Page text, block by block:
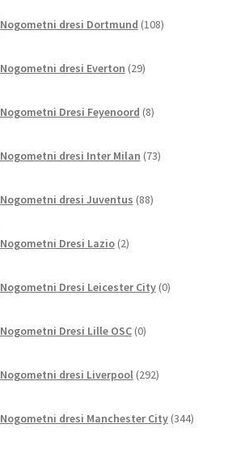
Nogometni dresi Dortmund 108izdelkov
Nogometni dresi Everton 29izdelkov
Nogometni Dresi Feyenoord 8izdelkov
Nogometni dresi Inter Milan 73izdelkov
Nogometni dresi Juventus 88izdelkov
Nogometni Dresi Lazio 2izdelka
Nogometni Dresi Leicester City 0izdelkov
Nogometni Dresi Lille OSC 0izdelkov
Nogometni dresi Liverpool 292izdelkov
Nogometni dresi Manchester City 344izdelkov